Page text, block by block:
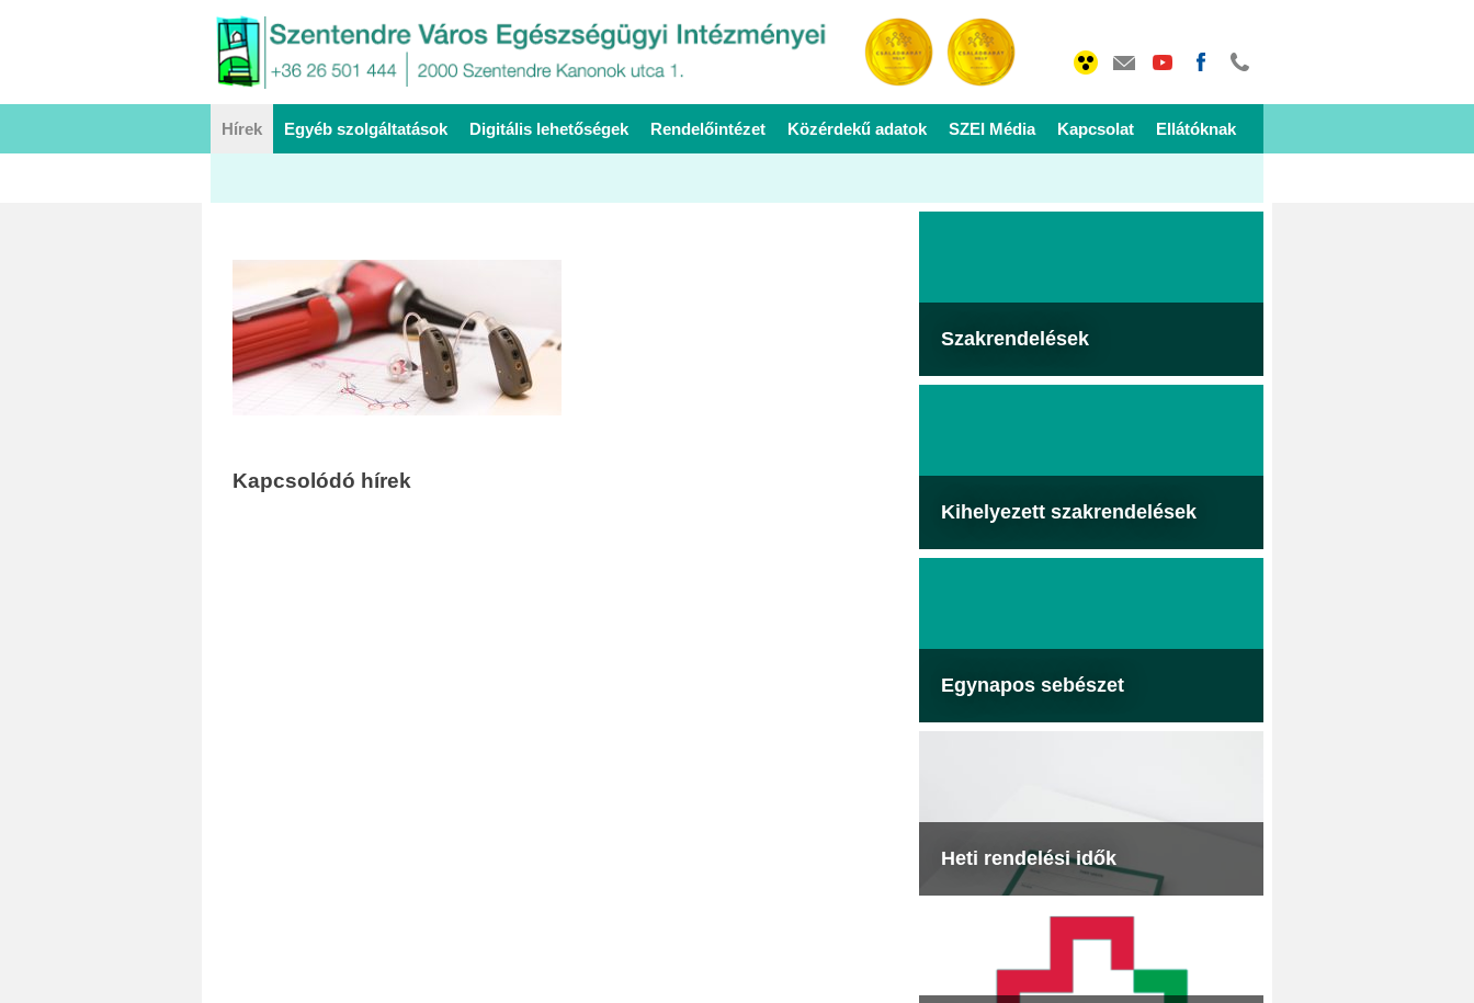
Hírek Egyéb szolgáltatások Digitális lehetőségek Rendelőintézet Közérdekű adatok SZEI Média Kapcsolat Ellátóknak
Kapcsolódó hírek
Szakrendelések
Kihelyezett szakrendelések
Egynapos sebészet
Heti rendelési idők